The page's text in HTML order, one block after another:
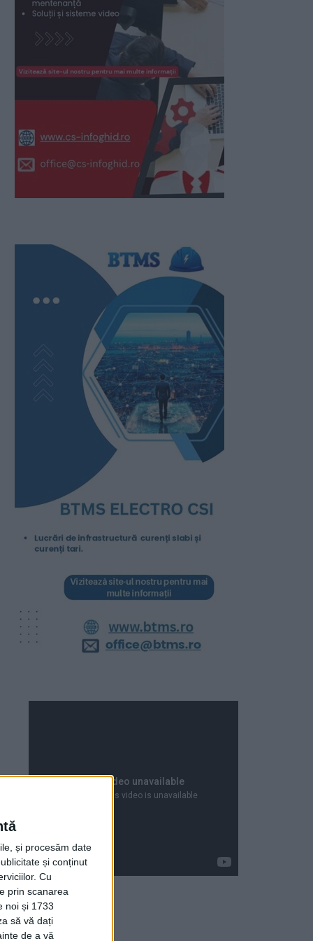
și procesăm date
și conținut
Cu
prin scanarea
noi și 1733
să vă dați
de a vă
Articole recente